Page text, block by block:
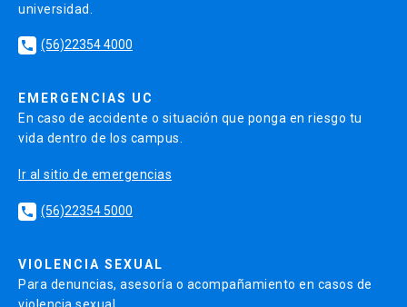
universidad.
local_phone (56)22354 4000
EMERGENCIAS UC
En caso de accidente o situación que ponga en riesgo tu
vida dentro de los campus.
Ir al sitio de emergencias
local_phone (56)22354 5000
VIOLENCIA SEXUAL
Para denuncias, asesoría o acompañamiento en casos de